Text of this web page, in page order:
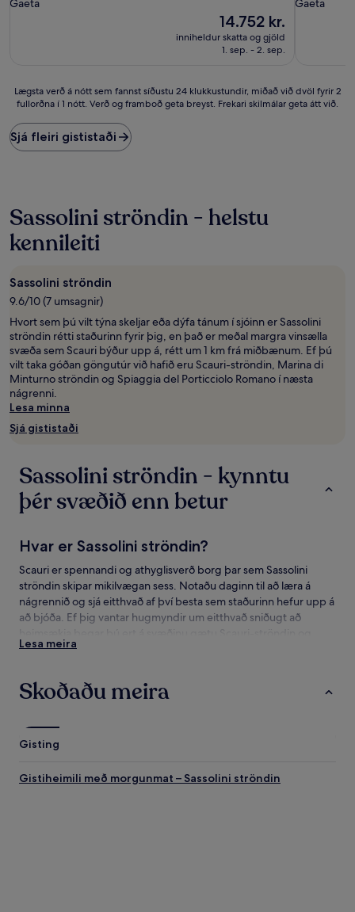
Verðið
er
14.752 kr.
14.752 kr.
inniheldur skatta og gjöld
1. sep. - 2. sep.
Lægsta
verð
nótt
sem
miðað
við
dvöl
2
fullorðna
í
1
nótt.
Verð
og
framboð
geta
breyst.
skilmálar
við.
Lægsta verð á nótt sem fannst síðustu 24 klukkustundir, miðað við dvöl fyrir 2
fullorðna í 1 nótt. Verð og framboð geta breyst. Frekari skilmálar geta átt við.
Sjá fleiri gististaði
Sassolini ströndin - helstu
kennileiti
Sassolini ströndin
9.6/10 (7 umsagnir)
Hvort sem þú vilt týna skeljar eða dýfa tánum í sjóinn er Sassolini
ströndin rétti staðurinn fyrir þig, en það er meðal margra vinsælla
svæða sem Scauri býður upp á, rétt um 1 km frá miðbænum. Ef þú
vilt taka góðan göngutúr við hafið eru Scauri-ströndin, Marina di
Minturno ströndin og Spiaggia del Porticciolo Romano í næsta
nágrenni.
Lesa minna
Sjá gististaði
Sassolini ströndin - kynntu
þér svæðið enn betur
Hvar er Sassolini ströndin?
Scauri er spennandi og athyglisverð borg þar sem Sassolini
ströndin skipar mikilvægan sess. Notaðu daginn til að læra á
nágrennið og sjá eitthvað af því besta sem staðurinn hefur upp á
að bjóða. Ef þig vantar hugmyndir um eitthvað sniðugt að
Marina di Minturno ströndin verið góðir kostir fyrir þig.
Sassolini ströndin - áhugavert að gera og
skoða á svæðinu
Sassolini ströndin - áhugavert að sjá í nágrenninu
Höfnin í Formia
Lesa meira
Skoðaðu meira
Gisting
Gistiheimili með morgunmat – Sassolini ströndin